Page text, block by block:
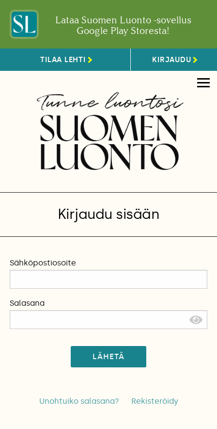
Lataa Suomen Luonto -sovellus
Google Play Storesta!
TILAA LEHTI KIRJAUDU
Kirjaudu sisään
Sähköpostiosoite
Salasana
LÄHETÄ
Unohtuiko salasana? Rekisteröidy